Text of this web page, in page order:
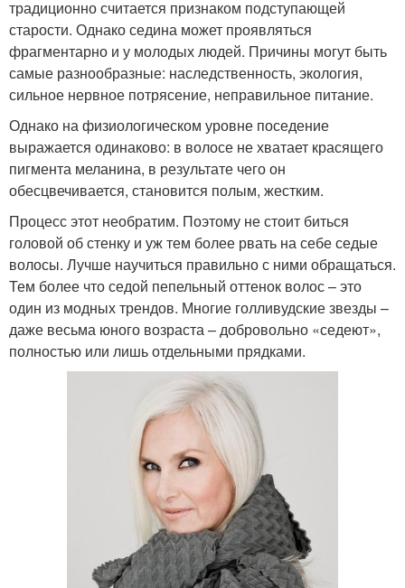
традиционно считается признаком подступающей
старости. Однако седина может проявляться
фрагментарно и у молодых людей. Причины могут быть
самые разнообразные: наследственность, экология,
сильное нервное потрясение, неправильное питание.
Однако на физиологическом уровне поседение
выражается одинаково: в волосе не хватает красящего
пигмента меланина, в результате чего он
обесцвечивается, становится полым, жестким.
Процесс этот необратим. Поэтому не стоит биться
головой об стенку и уж тем более рвать на себе седые
волосы. Лучше научиться правильно с ними обращаться.
Тем более что седой пепельный оттенок волос – это
один из модных трендов. Многие голливудские звезды –
даже весьма юного возраста – добровольно «седеют»,
полностью или лишь отдельными прядками.